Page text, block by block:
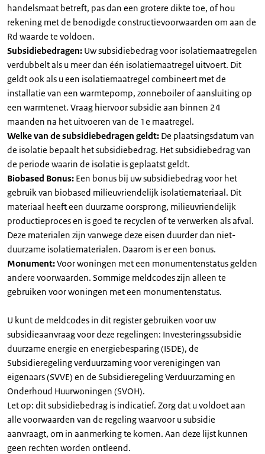
handelsmaat betreft, pas dan een grotere dikte toe, of hou
rekening met de benodigde constructievoorwaarden om aan de
Rd waarde te voldoen.
Subsidiebedragen: Uw subsidiebedrag voor isolatiemaatregelen
verdubbelt als u meer dan één isolatiemaatregel uitvoert. Dit
geldt ook als u een isolatiemaatregel combineert met de
installatie van een warmtepomp, zonneboiler of aansluiting op
een warmtenet. Vraag hiervoor subsidie aan binnen 24
maanden na het uitvoeren van de 1e maatregel.
Welke van de subsidiebedragen geldt: De plaatsingsdatum van
de isolatie bepaalt het subsidiebedrag. Het subsidiebedrag van
de periode waarin de isolatie is geplaatst geldt.
Biobased Bonus: Een bonus bij uw subsidiebedrag voor het
gebruik van biobased milieuvriendelijk isolatiemateriaal. Dit
materiaal heeft een duurzame oorsprong, milieuvriendelijk
productieproces en is goed te recyclen of te verwerken als afval.
Deze materialen zijn vanwege deze eisen duurder dan niet-
duurzame isolatiematerialen. Daarom is er een bonus.
Monument:Voor woningen met een monumentenstatus gelden
andere voorwaarden. Sommige meldcodes zijn alleen te
gebruiken voor woningen met een monumentenstatus.
U kunt de meldcodes in dit register gebruiken voor uw
subsidieaanvraag voor deze regelingen: Investeringssubsidie
duurzame energie en energiebesparing (ISDE), de
Subsidieregeling verduurzaming voor verenigingen van
eigenaars (SVVE) en de Subsidieregeling Verduurzaming en
Onderhoud Huurwoningen (SVOH).
Let op: dit subsidiebedrag is indicatief. Zorg dat u voldoet aan
alle voorwaarden van de regeling waarvoor u subsidie
aanvraagt, om in aanmerking te komen. Aan deze lijst kunnen
geen rechten worden ontleend.